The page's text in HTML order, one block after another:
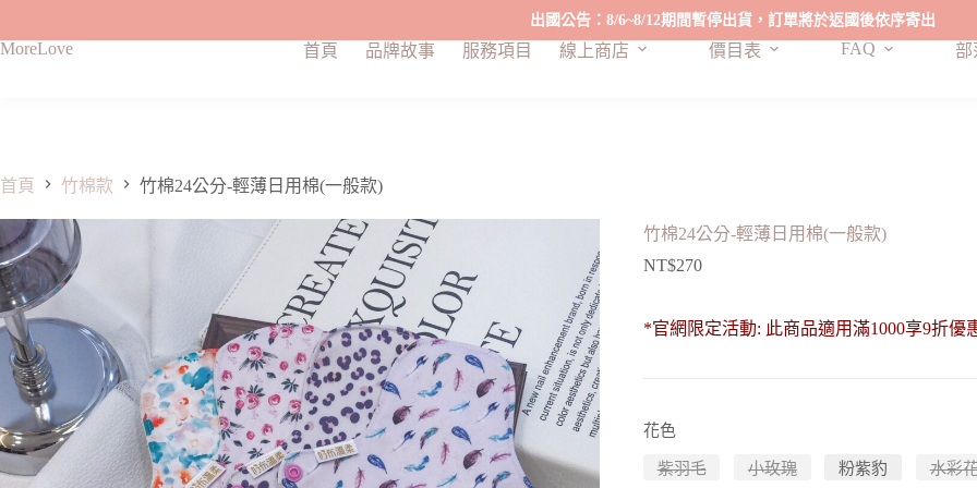
出國公告：8/6~8/12期間暫停出貨，訂單將於返國後依序寄出
MoreLove 首頁 品牌故事 服務項目 線上商店 價目表 FAQ 部
首頁 竹棉款 竹棉24公分-輕薄日用棉(一般款)
竹棉24公分-輕薄日用棉(一般款)
NT$270
*官網限定活動: 此商品適用滿1000享9折優
花色
紫羽毛 小玫瑰 粉紫豹 水彩